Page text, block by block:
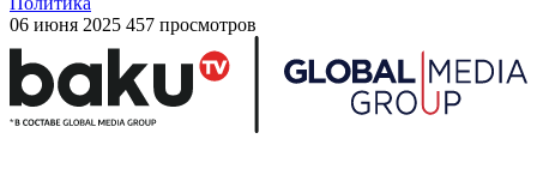
06 июня 2025 457 просмотров